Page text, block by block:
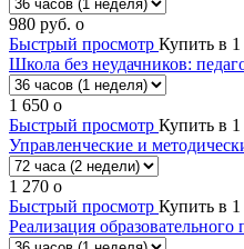
980 руб. o
Быстрый просмотр Купить в
Школа без неудачников:
1 650 o
Быстрый просмотр Купить в
Управленческие и
1 270 o
Быстрый просмотр Купить в
Реализация